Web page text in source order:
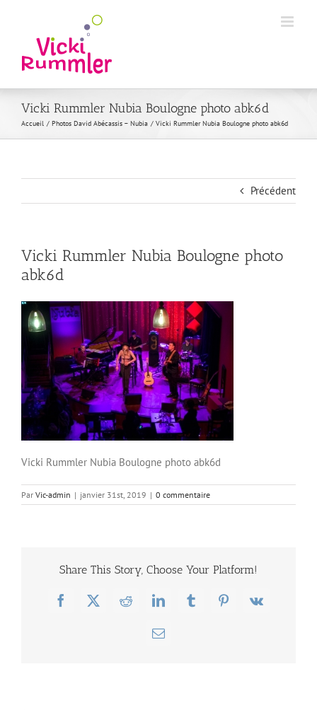
Vicki Rummler Nubia Boulogne photo abk6d
Accueil Photos David Abécassis – Nubia Vicki Rummler Nubia Boulogne photo abk6d
Précédent
Vicki Rummler Nubia Boulogne photo
abk6d
Vicki Rummler Nubia Boulogne photo abk6d
Par Vic-admin | janvier 31st, 2019 | 0 commentaire
Share This Story, Choose Your Platform!
Facebook
X RedditLinkedInTumblrPinterest
Vk
Email